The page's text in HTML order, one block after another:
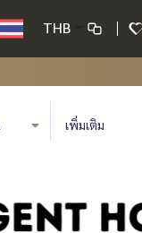
THB
เพิ่มเติม